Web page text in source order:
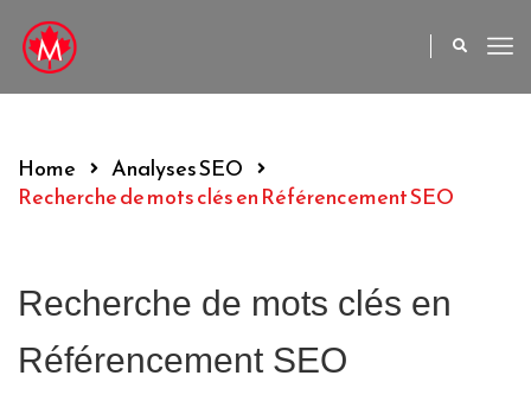
Home
Analyses SEO
Recherche de mots clés en Référencement SEO
Recherche de mots clés en
Référencement SEO